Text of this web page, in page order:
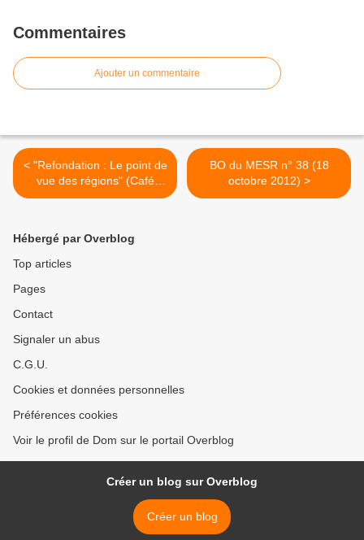
Commentaires
Ajouter un commentaire
< "Refondation : Le point de
vue des régions" (Café
pédagogique)
BO du MESR n° 38 (18
octobre 2012) >
Hébergé par Overblog
Top articles
Pages
Contact
Signaler un abus
C.G.U.
Cookies et données personnelles
Préférences cookies
Voir le profil de Dom sur le portail Overblog
Créer un blog sur Overblog
Créer un blog